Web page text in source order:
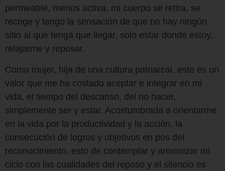
permeable, menos activa, mi cuerpo se retira, se
recoge y tengo la sensación de que no hay ningún
sitio al que tenga que llegar, solo estar donde estoy,
relajarme y reposar.
Como mujer, hija de una cultura patriarcal, este es un
valor que me ha costado aceptar e integrar en mi
vida, el tiempo del descanso, del no hacer,
simplemente ser y estar. Acostumbrada a orientarme
en la vida por la productividad y la acción, la
consecución de logros y objetivos en pos del
reconocimiento, esto de contemplar y armonizar mi
ciclo con las cualidades del reposo y el silencio es